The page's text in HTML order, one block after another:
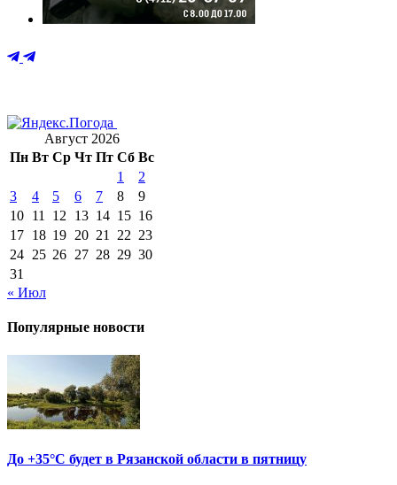
Август 2026
Пн Вт Ср Чт Пт Сб Вс
1
2
3
4 5 6 7 8
9
10 11 12 13 14 15 16
17 18 19 20 21 22 23
24 25 26 27 28 29 30
31
« Июл
Популярные новости
До +35°С будет в Рязанской области в пятницу